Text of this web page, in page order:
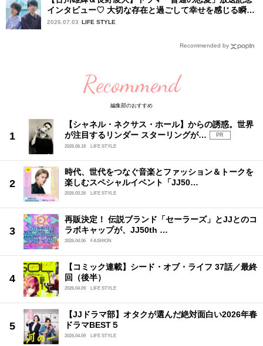
インタビュー♡ 大切な存在と過ごして幸せを感じる瞬間
は？
2026.07.03 LIFE STYLE
Recommended by
Recommend
編集部のおすすめ
【シャネル・ネクサス・ホール】からの誘惑。世界
が注目するリンダー スターリングが…
PR
2026.06.18
LIFE STYLE
時代、世代をつなぐ音楽とファッション＆トークを
楽しむスペシャルイベント「JJ50…
2026.03.26 LIFE STYLE
再販決定！ 伝説ブランド「セーラーズ」とJJとのコ
ラボキャップが、JJ50th …
2026.04.06 FASHION
【コミック連載】シード・オブ・ライフ 37話／最終
回（後半）
2026.04.09 LIFE STYLE
【JJドラマ部】オタクが選んだ絶対面白い2026年春
ドラマBEST５
2026.04.09 LIFE STYLE